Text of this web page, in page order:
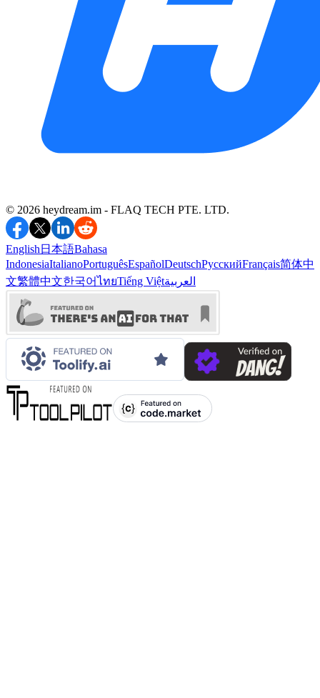
©️ 2026 heydream.im - FLAQ TECH PTE. LTD.
English 日本語Bahasa
IndonesiaItalianoPortuguêsEspañolDeutschРусскийFrançais简体中
文繁體中文한국어ไทยTiếng Việtالعربية